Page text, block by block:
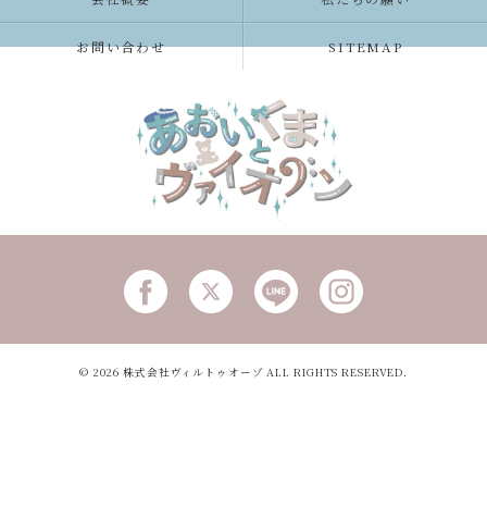
お問い合わせ SITEMAP
© 2026 株式会社ヴィルトゥオーゾ ALL RIGHTS RESERVED.